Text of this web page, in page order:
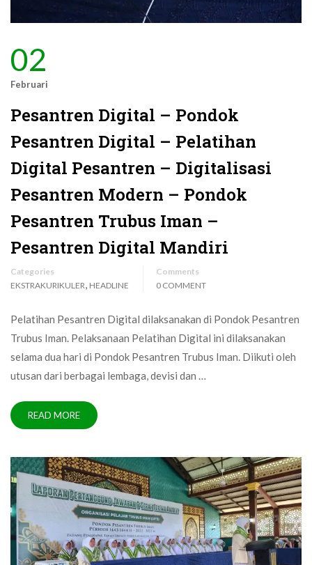
02
Februari
Pesantren Digital – Pondok
Pesantren Digital – Pelatihan
Digital Pesantren – Digitalisasi
Pesantren Modern – Pondok
Pesantren Trubus Iman –
Pesantren Digital Mandiri
Categories
EKSTRAKURIKULER, HEADLINE
Comments
0 COMMENT
Pelatihan Pesantren Digital dilaksanakan di Pondok Pesantren
Trubus Iman. Pelaksanaan Pelatihan Digital ini dilaksanakan
selama dua hari di Pondok Pesantren Trubus Iman. Diikuti oleh
utusan dari berbagai lembaga, devisi dan …
READ MORE